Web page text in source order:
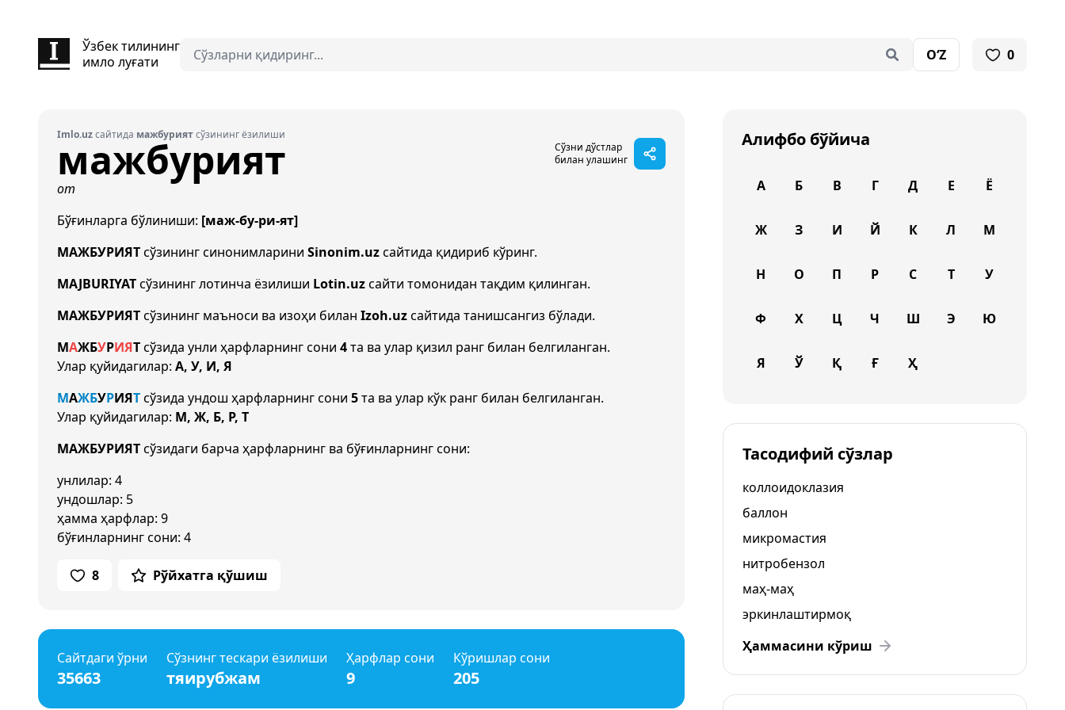
Ўзбек тилининг
имло луғати
O‘Z 0
Imlo.uzсайтида мажбуриятсўзининг ёзилиши
мажбурият
Сўзни дўстлар
билан улашинг
от
Бўғинларга бўлиниши: [маж-бу-ри-ят]
МАЖБУРИЯТсўзининг синонимларини Sinonim.uzсайтида қидириб кўринг.
MAJBURIYATсўзининг лотинча ёзилиши Lotin.uzсайти томонидан тақдим қилинган.
МАЖБУРИЯТсўзининг маъноси ва изоҳи билан Izoh.uzсайтида танишсангиз бўлади.
МАЖБУРИЯТсўзида унли ҳарфларнинг сони 4та ва улар қизил ранг билан белгиланган.
Улар қуйидагилар: А, У, И, Я
МАЖБУРИЯТсўзида ундош ҳарфларнинг сони 5та ва улар кўк ранг билан белгиланган.
Улар қуйидагилар: М, Ж, Б, Р, Т
МАЖБУРИЯТсўзидаги барча ҳарфларнинг ва бўғинларнинг сони:
унлилар: 4
ундошлар: 5
ҳамма ҳарфлар: 9
бўғинларнинг сони: 4
8 Рўйхатга қўшиш
Сайтдаги ўрни
35663
Сўзнинг тескари ёзилиши
тяирубжам
Ҳарфлар сони
9
Кўришлар сони
205
Алифбо бўйича
А Б В Г Д Е Ё
Ж З И Й К Л М
Н О П Р С Т У
Ф Х Ц Ч Ш Э Ю
Я Ў Қ Ғ Ҳ
Тасодифий сўзлар
коллоидоклазия
баллон
микромастия
нитробензол
маҳ-маҳ
эркинлаштирмоқ
Ҳаммасини кўриш